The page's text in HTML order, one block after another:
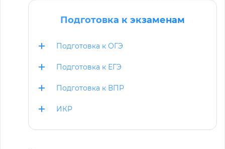
Подготовка к экзаменам
Подготовка к ОГЭ
Подготовка к ЕГЭ
Подготовка к ВПР
ИКР